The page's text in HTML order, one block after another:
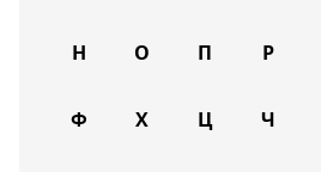
Н О П Р
Ф Х Ц Ч